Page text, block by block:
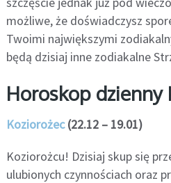
możliwe, że doświadczysz
Twoimi największymi
będą dzisiaj inne zodiakalne
Horoskop dzienny
Koziorożec(22.12 – 19.01)
Koziorożcu! Dzisiaj skup się
ulubionych czynnościach oraz